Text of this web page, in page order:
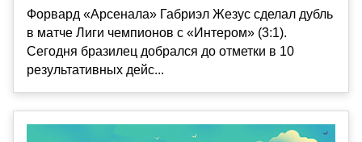
Форвард «Арсенала» Габриэл Жезус сделал дубль
в матче Лиги чемпионов с «Интером» (3:1).
Сегодня бразилец добрался до отметки в 10
результативных дейс...